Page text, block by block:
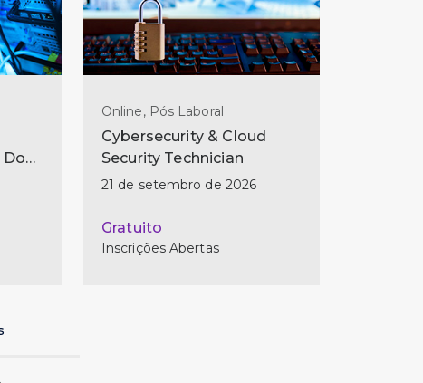
Online, Pós Laboral
Cybersecurity & Cloud
Security Technician
21 de setembro de 2026
Gratuito
Inscrições Abertas